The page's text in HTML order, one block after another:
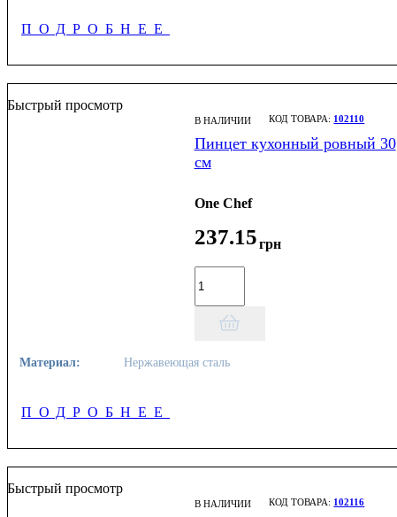
ПОДРОБНЕЕ
Быстрый просмотр
В НАЛИЧИИ 102110
Пинцет кухонный ровный 30
см
One Chef
237.15грн
Материал: Нержавеющая сталь
ПОДРОБНЕЕ
Быстрый просмотр
В НАЛИЧИИ 102116